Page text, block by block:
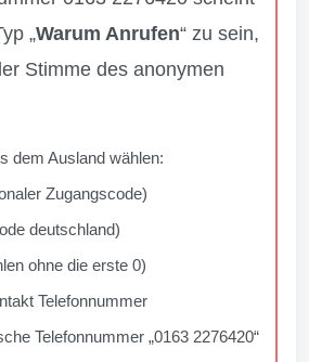
„Warum Anrufen“ zu sein,
Stimme des anonymen
dem Ausland wählen:
Zugangscode)
deutschland)
ohne die erste 0)
Telefonnummer
Telefonnummer „0163 2276420“